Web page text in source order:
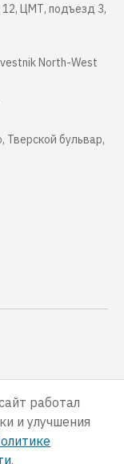
12, ЦМТ, подъезд 3,
North-West
Тверской бульвар,
на нём,
и ни при каких
Российской
работал
и улучшения
.